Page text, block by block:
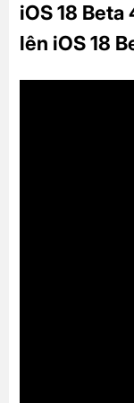
iOS 18
lên iOS 18